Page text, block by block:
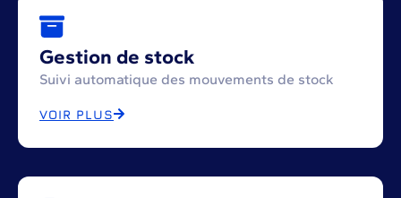
Gestion de stock
Suivi automatique des mouvements de stock
VOIR PLUS